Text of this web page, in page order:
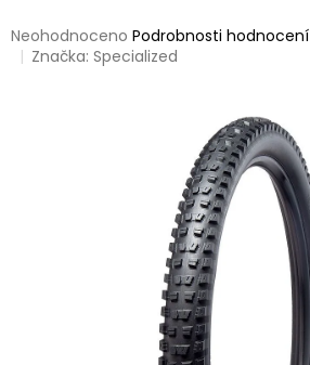
Průměrné
hodnocení
Neohodnoceno Podrobnosti hodnocení
Značka:Specialized